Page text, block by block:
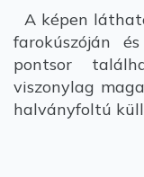
A képen
farokúszóján
pontsor
viszonylag
halványfoltú